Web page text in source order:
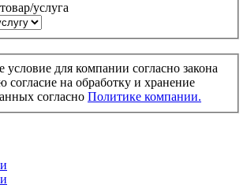
услуга
условие для компании согласно закона
на обработку и хранение
согласно Политике компании.